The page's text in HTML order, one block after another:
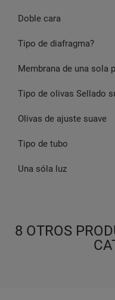
Doble cara
Tipo de diafragma?
Membrana de una sola
Tipo de olivas Sellado
Olivas de ajuste suave
Tipo de tubo
Una sóla luz
8 OTROS